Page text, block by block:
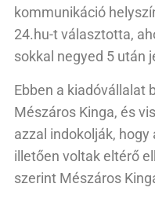
kommunikáció
24.hu-t választotta,
sokkal negyed 5 után
Ebben a kiadóvállalat
Mészáros Kinga, és
azzal indokolják, hogy
illetően voltak eltérő
szerint Mészáros